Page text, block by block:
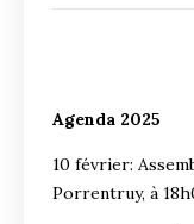
Agenda 2025
10 février:
Porrentruy, à